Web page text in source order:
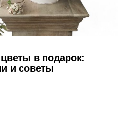
в подарок:
и советы